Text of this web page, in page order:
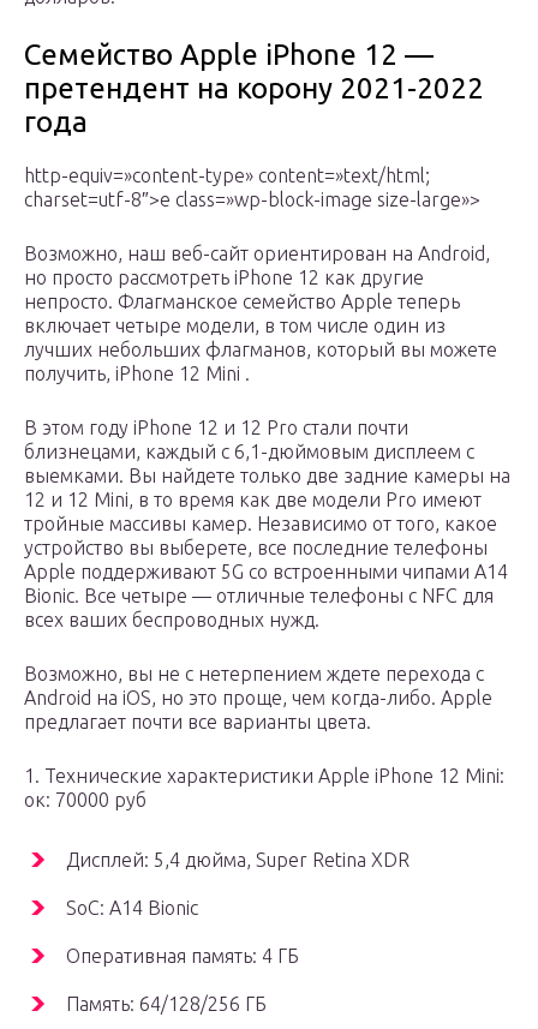
Семейство Apple iPhone 12 —
претендент на корону 2021-2022
года
http-equiv=»content-type» content=»text/html;
charset=utf-8″>e class=»wp-block-image size-large»>
Возможно, наш веб-сайт ориентирован на Android,
но просто рассмотреть iPhone 12 как другие
непросто. Флагманское семейство Apple теперь
включает четыре модели, в том числе один из
лучших небольших флагманов, который вы можете
получить, iPhone 12 Mini .
В этом году iPhone 12 и 12 Pro стали почти
близнецами, каждый с 6,1-дюймовым дисплеем с
выемками. Вы найдете только две задние камеры на
12 и 12 Mini, в то время как две модели Pro имеют
тройные массивы камер. Независимо от того, какое
устройство вы выберете, все последние телефоны
Apple поддерживают 5G со встроенными чипами A14
Bionic. Все четыре — отличные телефоны с NFC для
всех ваших беспроводных нужд.
Возможно, вы не с нетерпением ждете перехода с
Android на iOS, но это проще, чем когда-либо. Apple
предлагает почти все варианты цвета.
1. Технические характеристики Apple iPhone 12 Mini:
ок: 70000 руб
Дисплей: 5,4 дюйма, Super Retina XDR
SoC: A14 Bionic
Оперативная память: 4 ГБ
Память: 64/128/256 ГБ